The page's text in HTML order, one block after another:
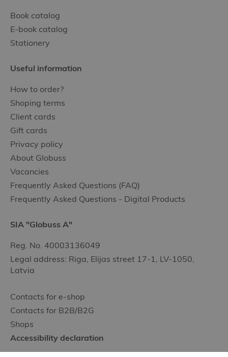
Book catalog
E-book catalog
Stationery
Useful information
How to order?
Shoping terms
Client cards
Gift cards
Privacy policy
About Globuss
Vacancies
Frequently Asked Questions (FAQ)
Frequently Asked Questions - Digital Products
SIA "Globuss A"
Reg. No. 40003136049
Legal address: Riga, Elijas street 17-1, LV-1050,
Latvia
Contacts for e-shop
Contacts for B2B/B2G
Shops
Accessibility declaration